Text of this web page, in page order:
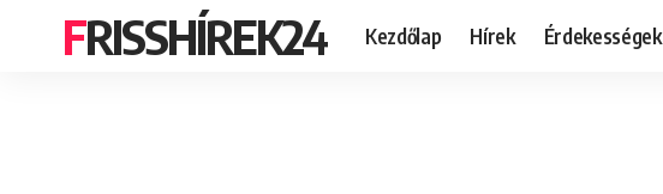
FRISSHÍREK24 Kezdőlap Hírek Érdekességek